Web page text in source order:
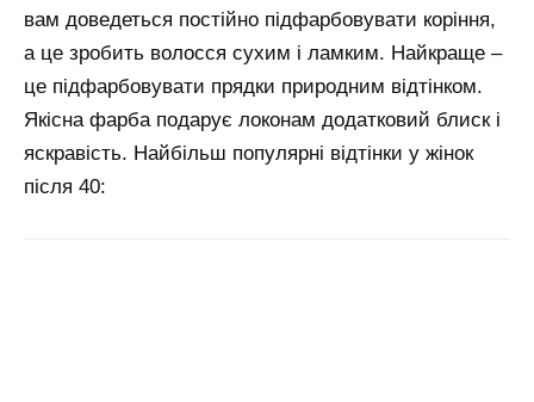
вам доведеться постійно підфарбовувати коріння,
а це зробить волосся сухим і ламким. Найкраще –
це підфарбовувати прядки природним відтінком.
Якісна фарба подарує локонам додатковий блиск і
яскравість. Найбільш популярні відтінки у жінок
після 40: